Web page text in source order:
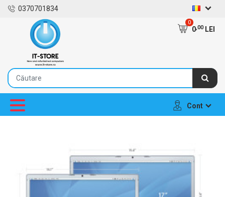
0370701834
0
0,00LEI
Cont